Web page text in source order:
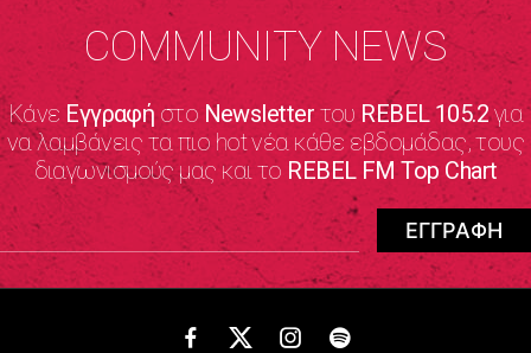
COMMUNITY NEWS
Κάνε Εγγραφήστο NewsletterτουREBEL 105.2για
να λαμβάνεις τα πιο hot νέα κάθε εβδομάδας, τους
διαγωνισμούς μας και το REBEL FM Top Chart